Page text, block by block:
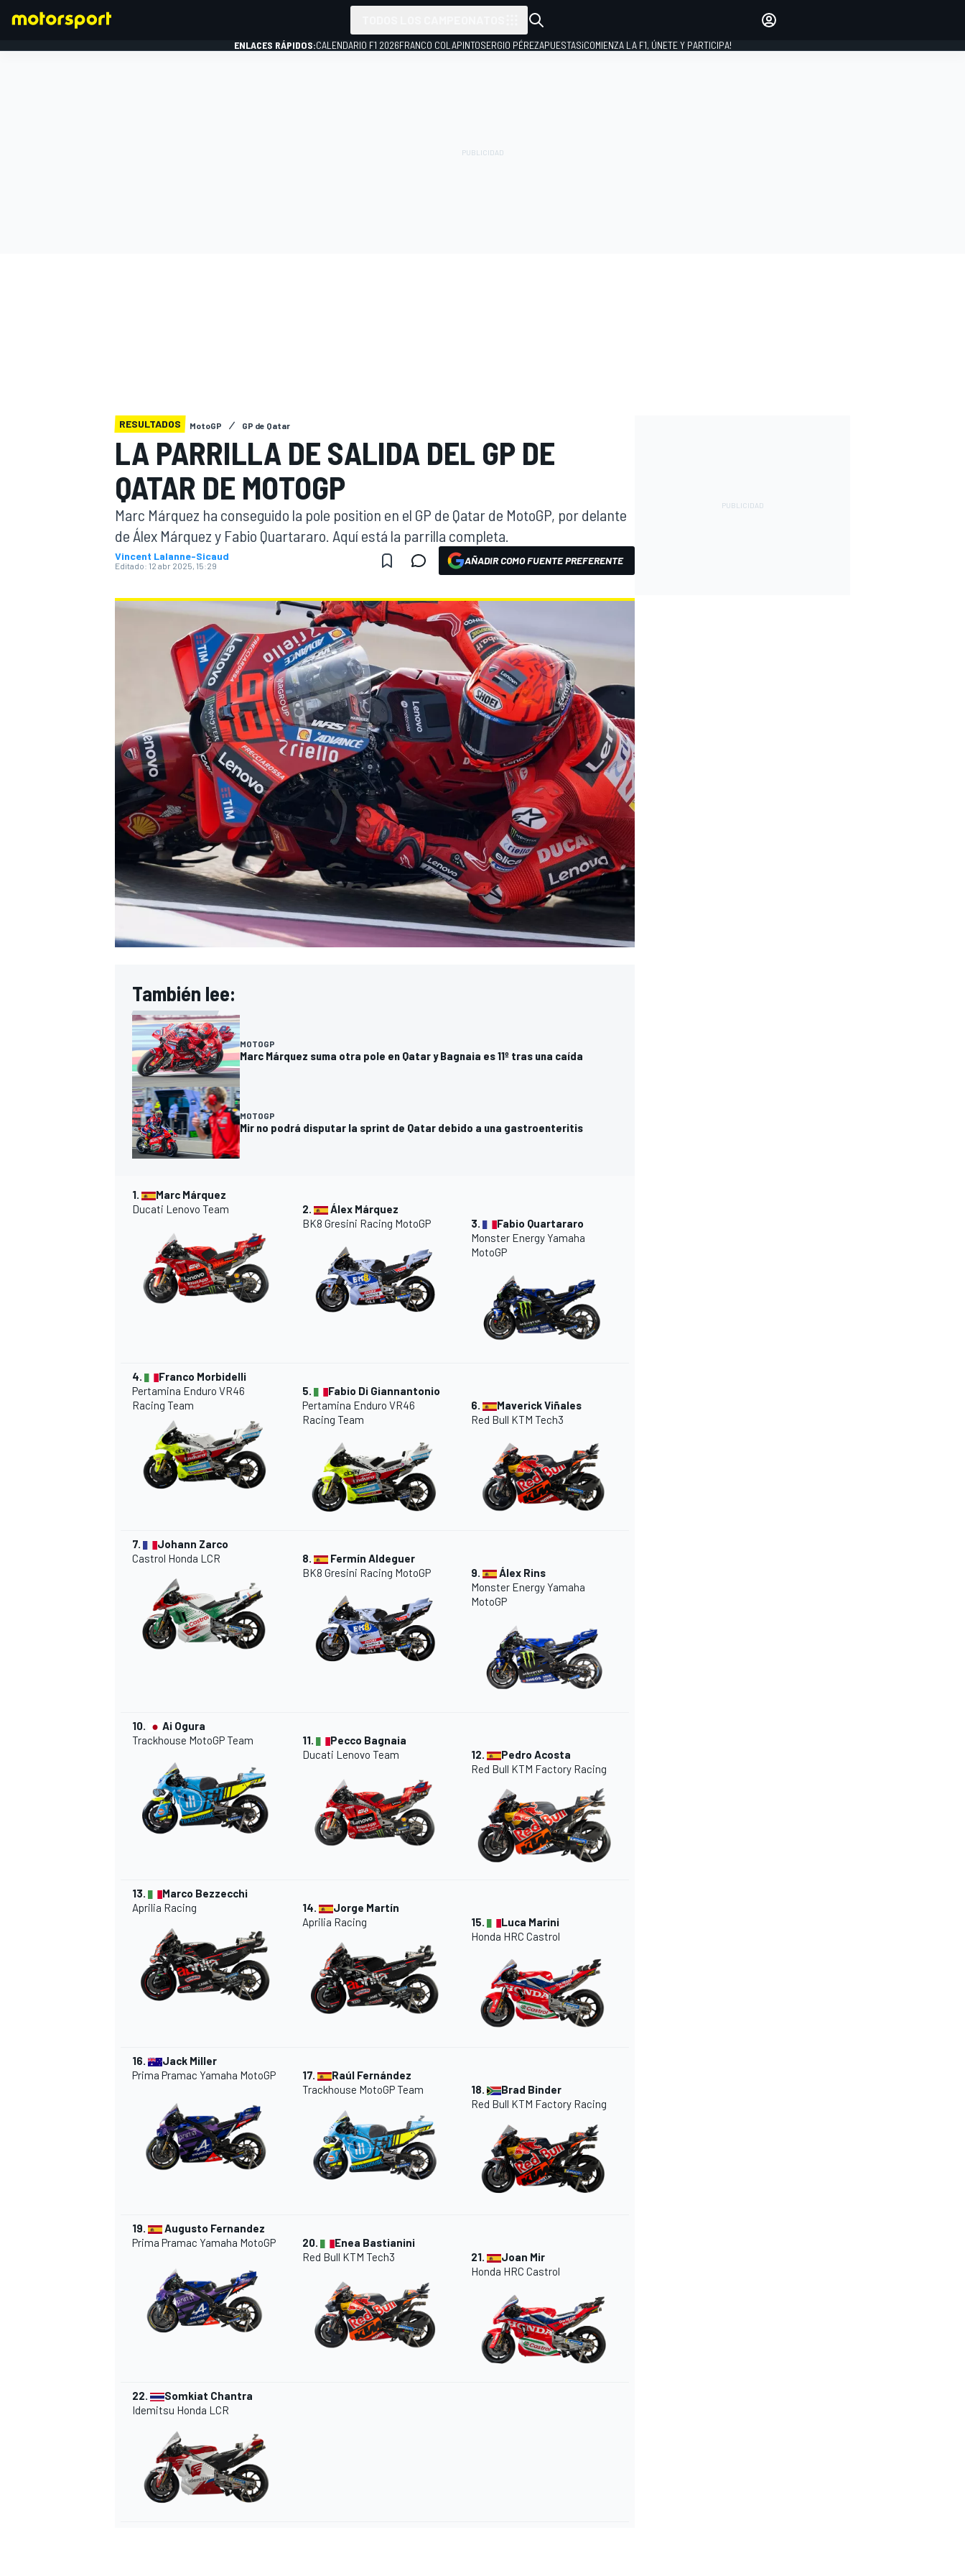
MOTOGP
NASCAR CUP
FÓRMULA E
MÁS CATEGORÍAS
INICIAR SESIÓN
ENLACES RÁPIDOS:CALENDARIO F1 2026FRANCO COLAPINTOSERGIO PÉREZAPUESTAS¡COMIENZA LA F1, ÚNETE Y PARTICIPA!
RESULTADOS MotoGP GP de Qatar
LA PARRILLA DE SALIDA DEL GP DE
QATAR DE MOTOGP
Marc Márquez ha conseguido la pole position en el GP de Qatar de MotoGP, por delante
de Álex Márquez y Fabio Quartararo. Aquí está la parrilla completa.
Vincent Lalanne-Sicaud
Editado: 12 abr 2025, 15:29 AÑADIR COMO FUENTE PREFERENTE
También lee:
MOTOGP
Marc Márquez suma otra pole en Qatar y Bagnaia es 11º tras una caída
MOTOGP
Mir no podrá disputar la sprint de Qatar debido a una gastroenteritis
1.
Marc Márquez
Ducati Lenovo Team
2.
Álex Márquez
BK8 Gresini Racing MotoGP 3.
Fabio Quartararo
Monster Energy Yamaha
MotoGP
4.
Franco Morbidelli
Pertamina Enduro VR46
Racing Team
5.
Fabio Di Giannantonio
Pertamina Enduro VR46
Racing Team
6.
Maverick Viñales
Red Bull KTM Tech3
7.
Johann Zarco
Castrol Honda LCR
8.
Fermín Aldeguer
BK8 Gresini Racing MotoGP
9.
Álex Rins
Monster Energy Yamaha
MotoGP
10.
Ai Ogura
Trackhouse MotoGP Team
11.
Pecco Bagnaia
Ducati Lenovo Team
12.
Pedro Acosta
Red Bull KTM Factory Racing
13.
Marco Bezzecchi
Aprilia Racing
14.
Jorge Martín
Aprilia Racing
15.
Luca Marini
Honda HRC Castrol
16.
Jack Miller
Prima Pramac Yamaha MotoGP
17.
Raúl Fernández
Trackhouse MotoGP Team
18.
Brad Binder
Red Bull KTM Factory Racing
19.
Augusto Fernandez
Prima Pramac Yamaha MotoGP
20.
Enea Bastianini
Red Bull KTM Tech3
21.
Joan Mir
Honda HRC Castrol
22.
Somkiat Chantra
Idemitsu Honda LCR